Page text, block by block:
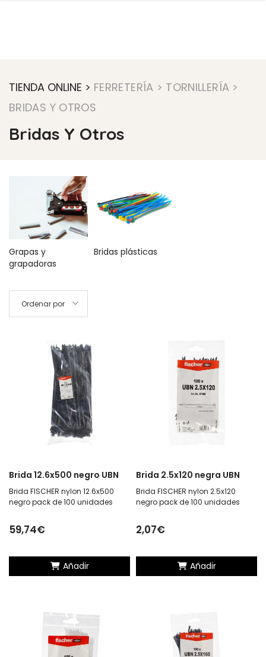
TIENDA ONLINE > FERRETERÍA > TORNILLERÍA >
BRIDAS Y OTROS
Bridas Y Otros
Grapas y
grapadoras
Bridas plásticas
Ordenar por
Brida 12.6x500 negro UBN
Brida FISCHER nylon 12.6x500
negro pack de 100 unidades
59,74€
Añadir
Brida 2.5x120 negra UBN
Brida FISCHER nylon 2.5x120
negro pack de 100 unidades
2,07€
Añadir